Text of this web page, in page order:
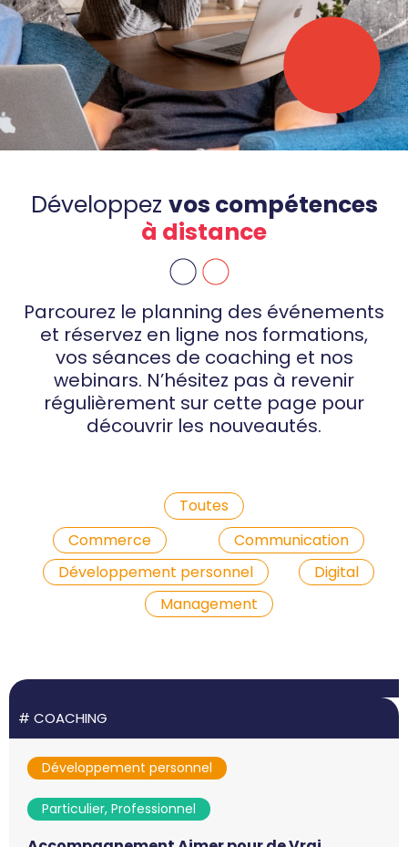
Développez vos compétences
à distance
Parcourez le planning des événements
et réservez en ligne nos formations,
vos séances de coaching et nos
webinars. N’hésitez pas à revenir
régulièrement sur cette page pour
découvrir les nouveautés.
Toutes
Commerce
Communication
Développement personnel
Digital
Management
# COACHING
Développement personnel
Particulier, Professionnel